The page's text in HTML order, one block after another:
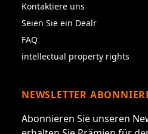
Kontaktiere uns
Seien Sie ein Dealr
FAQ
intellectual property rights
NEWSLETTER
Abonnieren Sie unseren